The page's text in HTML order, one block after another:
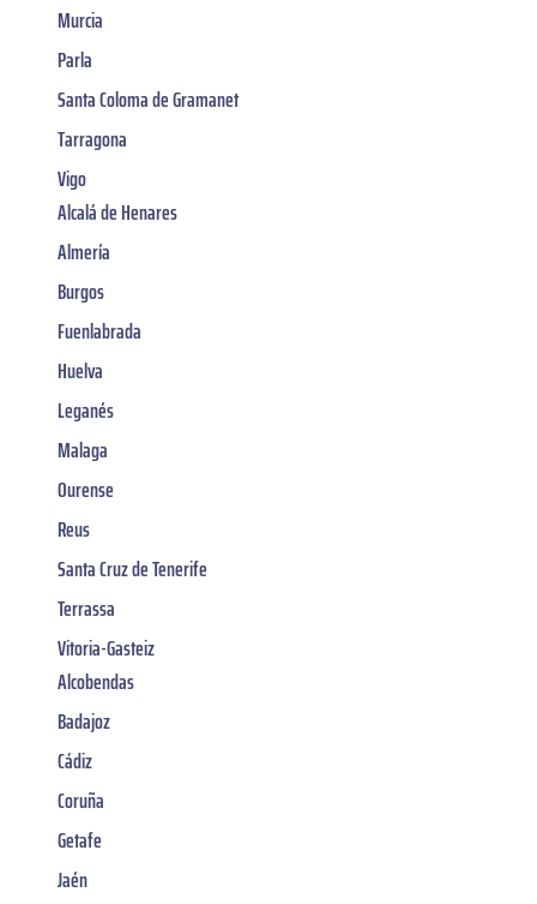
Murcia
Parla
Santa Coloma de Gramanet
Tarragona
Vigo
Alcalá de Henares
Almería
Burgos
Fuenlabrada
Huelva
Leganés
Malaga
Ourense
Reus
Santa Cruz de Tenerife
Terrassa
Vitoria-Gasteiz
Alcobendas
Badajoz
Cádiz
Coruña
Getafe
Jaén